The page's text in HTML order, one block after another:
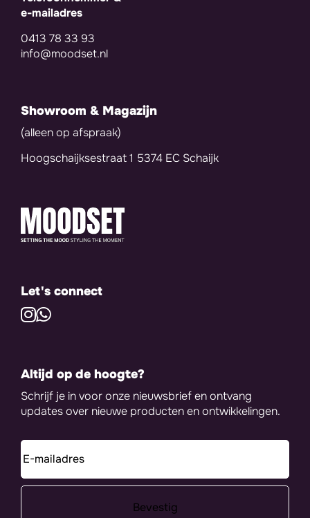
e-mailadres
0413 78 33 93
info@moodset.nl
Showroom & Magazijn
(alleen op afspraak)
Hoogschaijksestraat 1 5374 EC Schaijk
Let's connect
Altijd op de hoogte?
Schrijf je in voor onze nieuwsbrief en ontvang
updates over nieuwe producten en ontwikkelingen.